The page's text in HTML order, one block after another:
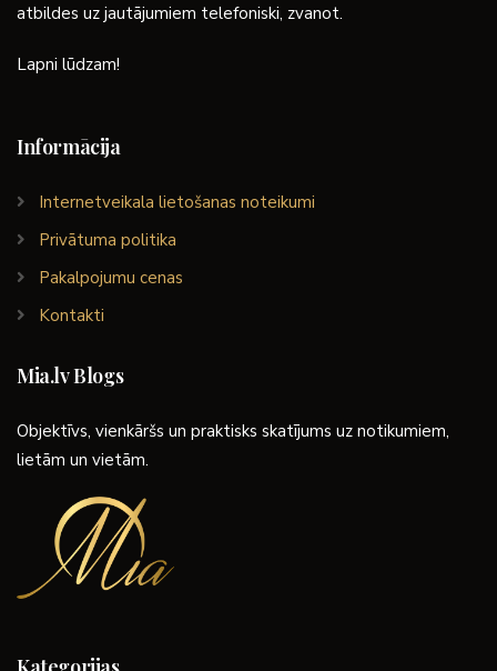
atbildes uz jautājumiem telefoniski, zvanot.
Lapni lūdzam!
Informācija
Internetveikala lietošanas noteikumi
Privātuma politika
Pakalpojumu cenas
Kontakti
Mia.lv Blogs
Objektīvs, vienkāršs un praktisks skatījums uz notikumiem,
lietām un vietām.